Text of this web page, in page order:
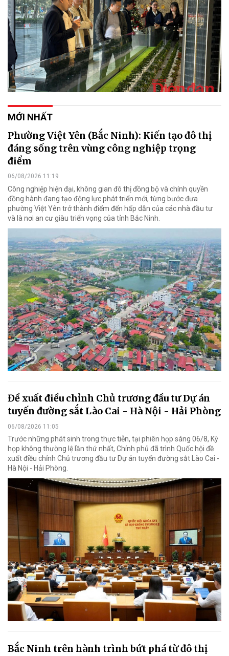
MỚI NHẤT
Phường Việt Yên (Bắc Ninh): Kiến tạo đô thị
đáng sống trên vùng công nghiệp trọng
điểm
06/08/2026 11:19
Công nghiệp hiện đại, không gian đô thị đồng bộ và chính quyền
đồng hành đang tạo động lực phát triển mới, từng bước đưa
phường Việt Yên trở thành điểm đến hấp dẫn của các nhà đầu tư
và là nơi an cư giàu triển vọng của tỉnh Bắc Ninh.
Đề xuất điều chỉnh Chủ trương đầu tư Dự án
tuyến đường sắt Lào Cai - Hà Nội - Hải Phòng
06/08/2026 11:05
Trước những phát sinh trong thực tiễn, tại phiên họp sáng 06/8, Kỳ
họp không thường lệ lần thứ nhất, Chính phủ đã trình Quốc hội đề
xuất điều chỉnh Chủ trương đầu tư Dự án tuyến đường sắt Lào Cai -
Hà Nội - Hải Phòng.
Bắc Ninh trên hành trình bứt phá từ đô thị